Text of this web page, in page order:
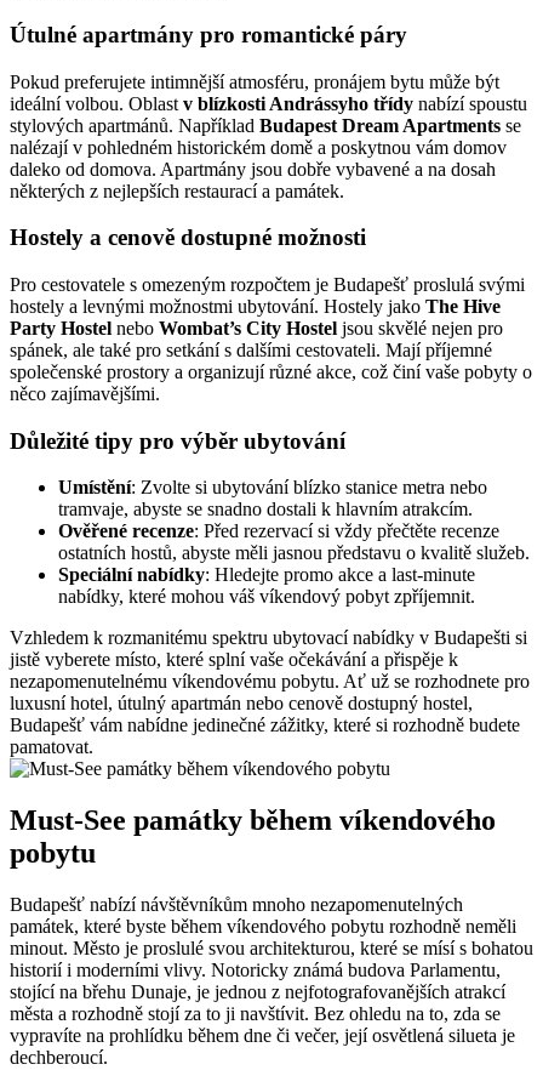
Útulné apartmány pro romantické páry
Pokud preferujete intimnější atmosféru, pronájem bytu může být
ideální volbou. Oblast v blízkosti Andrássyho třídy nabízí spoustu
stylových apartmánů. Například Budapest Dream Apartments se
nalézají v pohledném historickém domě a poskytnou vám domov
daleko od domova. Apartmány jsou dobře vybavené a na dosah
některých z nejlepších restaurací a památek.
Hostely a cenově dostupné možnosti
Pro cestovatele s omezeným rozpočtem je Budapešť proslulá svými
hostely a levnými možnostmi ubytování. Hostely jako The Hive
Party Hostel nebo Wombat’s City Hostel jsou skvělé nejen pro
spánek, ale také pro setkání s dalšími cestovateli. Mají příjemné
společenské prostory a organizují různé akce, což činí vaše pobyty o
něco zajímavějšími.
Důležité tipy pro výběr ubytování
Umístění: Zvolte si ubytování blízko stanice metra nebo
tramvaje, abyste se snadno dostali k hlavním atrakcím.
Ověřené recenze: Před rezervací si vždy přečtěte recenze
ostatních hostů, abyste měli jasnou představu o kvalitě služeb.
Speciální nabídky: Hledejte promo akce a last-minute
nabídky, které mohou váš víkendový pobyt zpříjemnit.
Vzhledem k rozmanitému spektru ubytovací nabídky v Budapešti si
jistě vyberete místo, které splní vaše očekávání a přispěje k
nezapomenutelnému víkendovému pobytu. Ať už se rozhodnete pro
luxusní hotel, útulný apartmán nebo cenově dostupný hostel,
Budapešť vám nabídne jedinečné zážitky, které si rozhodně budete
pamatovat.
Must-See památky během víkendového
pobytu
Budapešť nabízí návštěvníkům mnoho nezapomenutelných
památek, které byste během víkendového pobytu rozhodně neměli
minout. Město je proslulé svou architekturou, které se mísí s bohatou
historií i moderními vlivy. Notoricky známá budova Parlamentu,
stojící na břehu Dunaje, je jednou z nejfotografovanějších atrakcí
města a rozhodně stojí za to ji navštívit. Bez ohledu na to, zda se
vypravíte na prohlídku během dne či večer, její osvětlená silueta je
dechberoucí.